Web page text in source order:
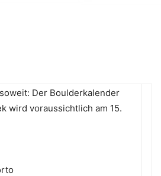
Der Boulderkalender
wird voraussichtlich am 15.